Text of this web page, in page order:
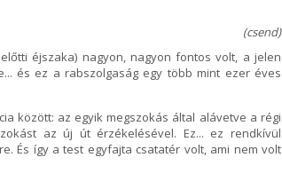
(csend)
éjszaka) nagyon, nagyon fontos volt, a jelen
és ez a rabszolgaság egy több mint ezer éves
között: az egyik megszokás által alávetve a régi
az új út érzékelésével. Ez... ez rendkívül
És így a test egyfajta csatatér volt, ami nem volt